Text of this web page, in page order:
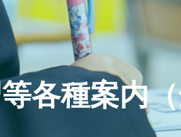
各種案内